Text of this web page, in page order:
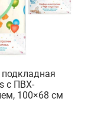
с ПВХ-
100×68 см